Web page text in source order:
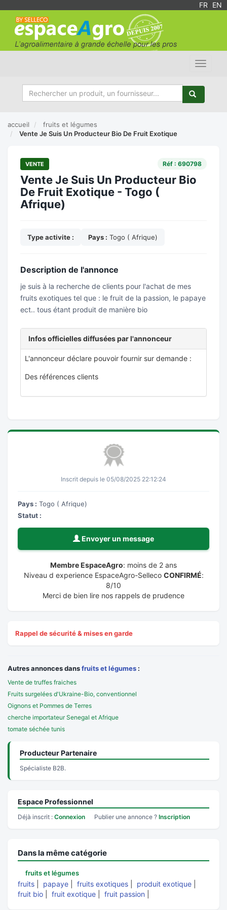
FR EN
Toggle
accueil
fruits et légumes
Vente Je Suis Un Producteur Bio De Fruit Exotique
VENTE Réf : 690798
Vente Je Suis Un Producteur Bio
De Fruit Exotique - Togo (
Afrique)
Type activite : Pays : Togo ( Afrique)
Description de l'annonce
je suis à la recherche de clients pour l'achat de mes
fruits exotiques tel que : le fruit de la passion, le papaye
ect.. tous étant produit de manière bio
Infos officielles diffusées par l'annonceur
L'annonceur déclare pouvoir fournir sur demande :
Des références clients
Inscrit depuis le 05/08/2025 22:12:24
Pays : Togo ( Afrique)
Statut :
Envoyer un message
Membre EspaceAgro: moins de 2 ans
Niveau d experience EspaceAgro-Selleco CONFIRMÉ:
8/10
Merci de bien lire nos rappels de prudence
Rappel de sécurité & mises en garde
Autres annonces dansfruits et légumes :
Vente de truffes fraiches
Fruits surgelées d'Ukraine-Bio, conventionnel
Oignons et Pommes de Terres
cherche importateur Senegal et Afrique
tomate séchée tunis
Producteur Partenaire
Spécialiste B2B.
Espace Professionnel
Déjà inscrit : Connexion Publier une annonce ? Inscription
Dans la même catégorie
fruits et légumes
fruits papaye fruits exotiques produit exotique
fruit bio
fruit exotique fruit passion